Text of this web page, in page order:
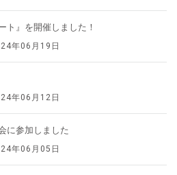
ト』を開催しました！
年06月19日
年06月12日
に参加しました
年06月05日